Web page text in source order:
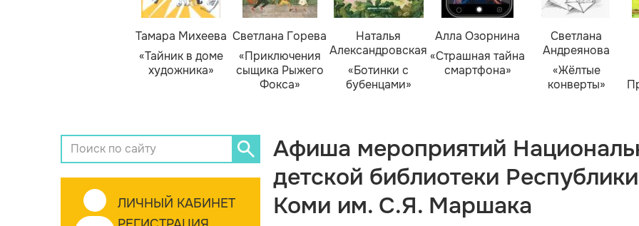
Тамара Михеева
«Тайник в доме
художника»
Светлана Горева
«Приключения
сыщика Рыжего
Фокса»
Наталья
Александровская
«Ботинки с
бубенцами»
Алла Озорнина
«Страшная тайна
смартфона»
Светлана
Андреянова
«Жёлтые
конверты»
ЛИЧНЫЙ КАБИНЕТ
Афиша мероприятий
детской библиотеки Республики
Коми им. С.Я. Маршака